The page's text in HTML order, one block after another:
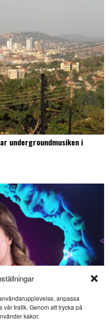
anpassa
trafik. Genom att trycka på
kakor.
undergroundmusiken i